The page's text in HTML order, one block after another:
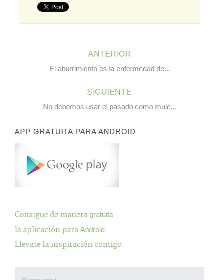
ANTERIOR
El aburrimiento es la enfermedad de...
SIGUIENTE
No debemos usar el pasado como mule...
APP GRATUITA PARA ANDROID
Consigue de manera gratuita
la aplicación para Android.
Llevate la inspiración contigo.